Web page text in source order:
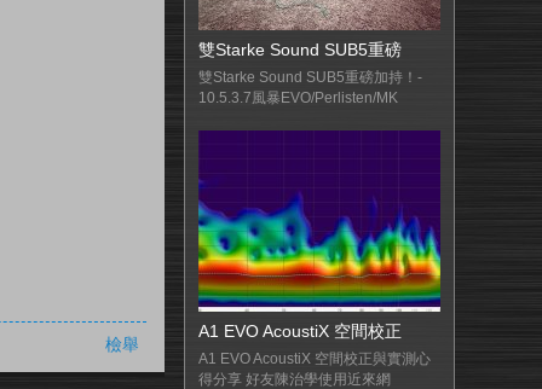
檢舉
雙Starke Sound SUB5重磅
雙Starke Sound SUB5重磅加持！-
10.5.3.7風暴EVO/Perlisten/MK
A1 EVO AcoustiX 空間校正
A1 EVO AcoustiX 空間校正與實測心
得分享 好友陳治學使用近來網